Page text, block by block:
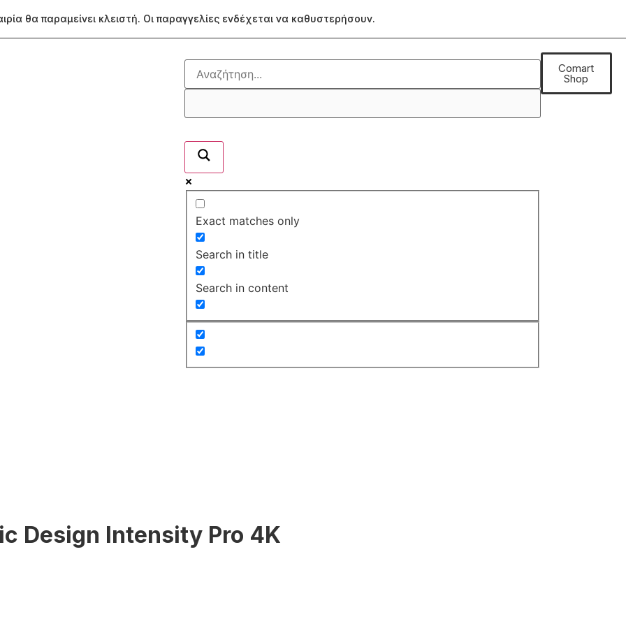
θα παραμείνει κλειστή. Οι παραγγελίες ενδέχεται να καθυστερήσουν.
Comart
Shop
Exact matches only
Search in title
Search in content
Design Intensity Pro 4K